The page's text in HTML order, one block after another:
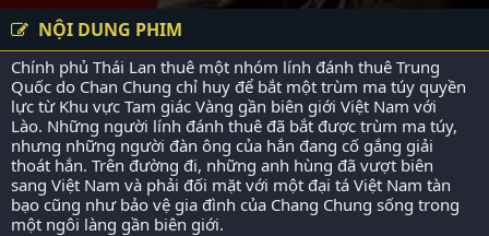
NỘI DUNG PHIM
Chính phủ Thái Lan thuê một nhóm lính đánh thuê Trung
Quốc do Chan Chung chỉ huy để bắt một trùm ma túy quyền
lực từ Khu vực Tam giác Vàng gần biên giới Việt Nam với
Lào. Những người lính đánh thuê đã bắt được trùm ma túy,
nhưng những người đàn ông của hắn đang cố gắng giải
thoát hắn. Trên đường đi, những anh hùng đã vượt biên
sang Việt Nam và phải đối mặt với một đại tá Việt Nam tàn
bạo cũng như bảo vệ gia đình của Chang Chung sống trong
một ngôi làng gần biên giới.